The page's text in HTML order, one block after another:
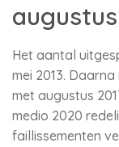
augustus
Het aantal
mei 2013.
met augustus
medio 2020
faillissementen